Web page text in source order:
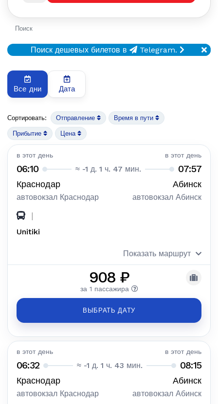
Поиск
Поиск дешевых билетов в Telegram.
Все дни Дата
Сортировать: Отправление Время в пути
Прибытие Цена
в этот день в этот день
06:10 ≈ -1 д. 1 ч. 47 мин. 07:57
Краснодар Абинск
автовокзал Краснодар автовокзал Абинск
|
Unitiki
Показать маршрут
908 ₽
за 1 пассажира
ВЫБРАТЬ ДАТУ
в этот день в этот день
06:32 ≈ -1 д. 1 ч. 43 мин. 08:15
Краснодар Абинск
автовокзал Краснодар автовокзал Абинск